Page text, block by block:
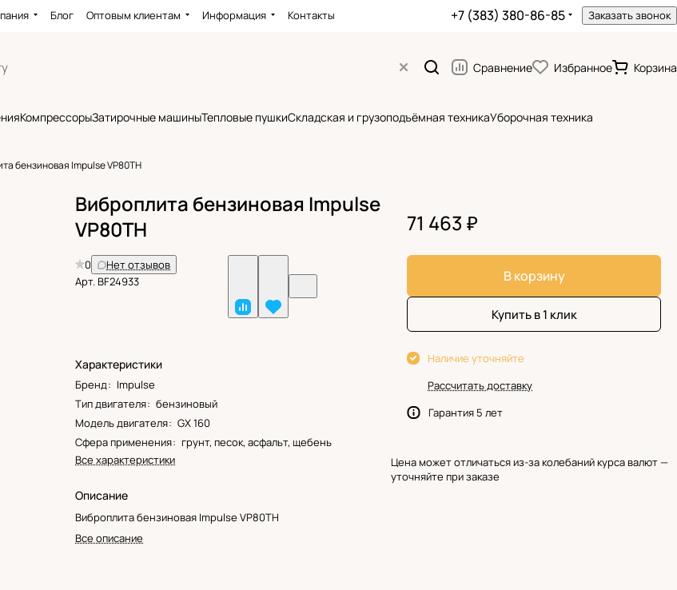
Блог Оптовым клиентам Информация Контакты +7 (383) 380-86-85 Заказать звонок
Сравнение Избранное Корзина
КомпрессорыЗатирочные машиныТепловые пушкиСкладская и грузоподъёмная техникаУборочная техника
бензиновая Impulse VP80TH
Виброплита бензиновая Impulse
VP80TH
0
Нет отзывов
Арт.BF24933
Характеристики
Бренд: Impulse
Тип двигателя: бензиновый
Модель двигателя: GX 160
Сфера применения: грунт, песок, асфальт, щебень
Все характеристики
Описание
Виброплита бензиновая Impulse VP80TH
Все описание
71 463 ₽
В корзину
Купить в 1 клик
Наличие уточняйте
Рассчитать доставку
Гарантия 5 лет
Цена может отличаться из-за колебаний курса валют —
уточняйте при заказе